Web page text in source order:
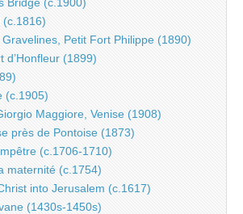
(c.1816)
Petit Fort Philippe (1890)
d’Honfleur (1899)
(c.1905)
Maggiore, Venise (1908)
près de Pontoise (1873)
(c.1706-1710)
maternité (c.1754)
into Jerusalem (c.1617)
(1430s-1450s)